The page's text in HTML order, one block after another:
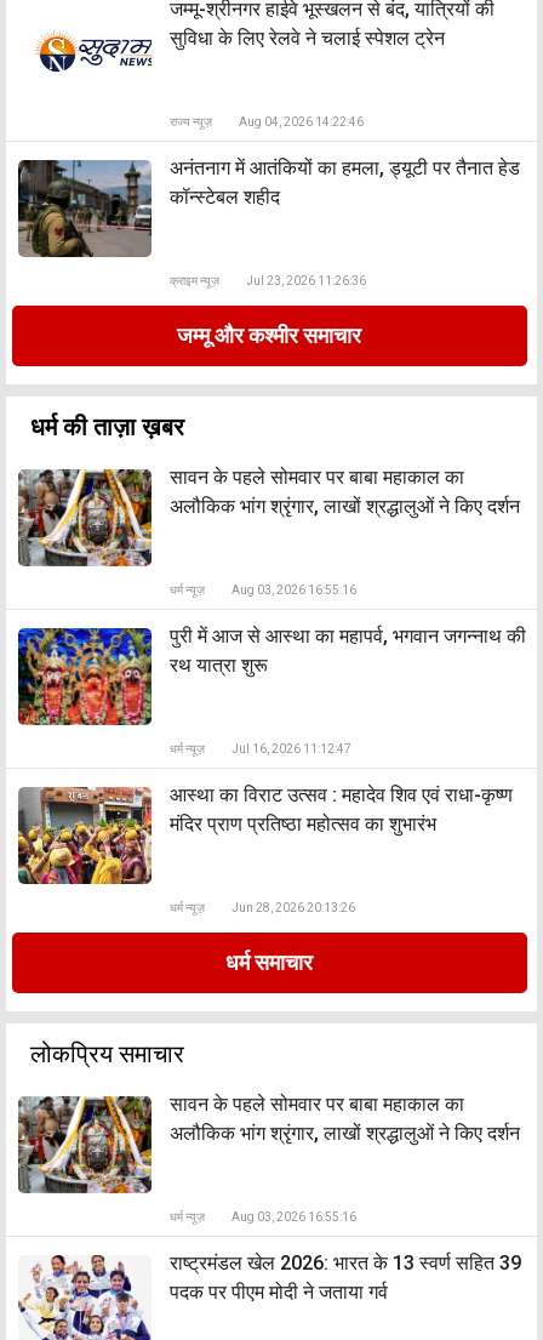
जम्मू-श्रीनगर हाईवे भूस्खलन से बंद, यात्रियों की
सुविधा के लिए रेलवे ने चलाई स्पेशल ट्रेन
राज्य न्यूज़ Aug 04, 2026 14:22:46
अनंतनाग में आतंकियों का हमला, ड्यूटी पर तैनात हेड
कॉन्स्टेबल शहीद
क्राइम न्यूज़ Jul 23, 2026 11:26:36
जम्मू और कश्मीर समाचार
धर्म की ताज़ा ख़बर
सावन के पहले सोमवार पर बाबा महाकाल का
अलौकिक भांग श्रृंगार, लाखों श्रद्धालुओं ने किए दर्शन
धर्म न्यूज़ Aug 03, 2026 16:55:16
पुरी में आज से आस्था का महापर्व, भगवान जगन्नाथ की
रथ यात्रा शुरू
धर्म न्यूज़ Jul 16, 2026 11:12:47
आस्था का विराट उत्सव : महादेव शिव एवं राधा-कृष्ण
मंदिर प्राण प्रतिष्ठा महोत्सव का शुभारंभ
धर्म न्यूज़ Jun 28, 2026 20:13:26
धर्म समाचार
लोकप्रिय समाचार
सावन के पहले सोमवार पर बाबा महाकाल का
अलौकिक भांग श्रृंगार, लाखों श्रद्धालुओं ने किए दर्शन
धर्म न्यूज़ Aug 03, 2026 16:55:16
राष्ट्रमंडल खेल 2026: भारत के 13 स्वर्ण सहित 39
पदक पर पीएम मोदी ने जताया गर्व